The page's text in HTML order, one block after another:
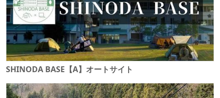
SHINODA BASE【A】オートサイト